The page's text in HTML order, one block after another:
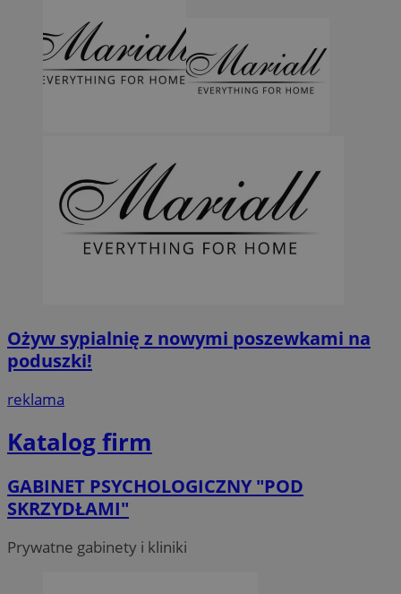
Ożyw sypialnię z nowymi poszewkami na
poduszki!
reklama
Katalog firm
GABINET PSYCHOLOGICZNY "POD
SKRZYDŁAMI"
Prywatne gabinety i kliniki